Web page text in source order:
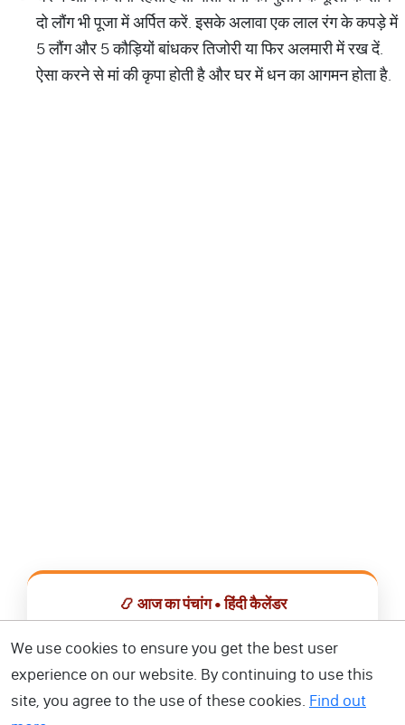
दो लौंग भी पूजा में अर्पित करें. इसके अलावा एक लाल रंग के कपड़े में
5 लौंग और 5 कौड़ियों बांधकर तिजोरी या फिर अलमारी में रख दें.
ऐसा करने से मां की कृपा होती है और घर में धन का आगमन होता है.
📿 आज का पंचांग • हिंदी कैलेंडर
📅 हिंदी कैलेंडर ऐप डाउनलोड करें
We use cookies to ensure you get the best user
experience on our website. By continuing to use this
site, you agree to the use of these cookies. Find out